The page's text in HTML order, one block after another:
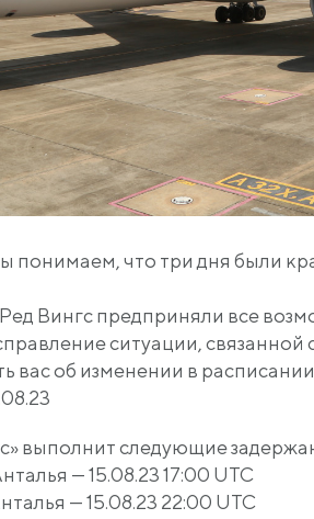
что три дня были
Вингс предприняли все
ситуации, связанной
об изменении в
выполнит следующие
— 15.08.23 17:00 UTC
— 15.08.23 22:00 UTC